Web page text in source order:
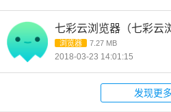
七彩云浏览器（七彩云
浏览器 7.27 MB
2018-03-23 14:01:15
发现更多